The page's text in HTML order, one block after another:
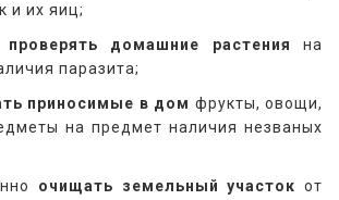
и их яиц;
проверять домашние растения на
паразита;
приносимые в дом фрукты, овощи,
на предмет наличия незваных
очищать земельный участок от